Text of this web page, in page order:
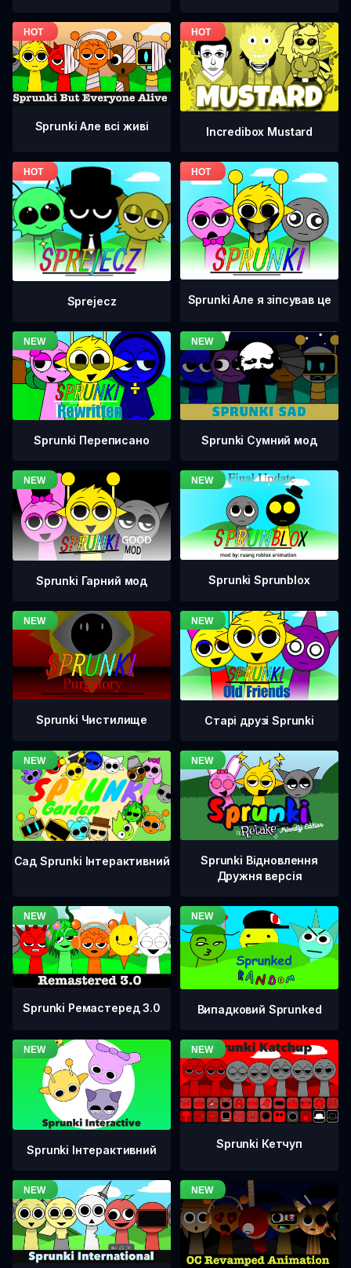
Sprunki Але всі живі Incredibox Mustard
Sprejecz Sprunki Але я зіпсував це
Sprunki Переписано Sprunki Сумний мод
Sprunki Гарний мод Sprunki Sprunblox
Sprunki Чистилище Старі друзі Sprunki
Сад Sprunki Інтерактивний
Sprunki Відновлення
Дружня версія
Sprunki Ремастеред 3.0 Випадковий Sprunked
Sprunki Інтерактивний Sprunki Кетчуп